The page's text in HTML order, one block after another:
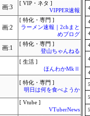
画:3
[ VIP・ネタ ]
VIPPER速報
画:2
[ 特化・専門 ]
ラーメン速報｜2chまと
めブログ
画:1
[ 特化・専門 ]
登山ちゃんねる
[ 生活 ]
ほんわかMkⅡ
[ 特化・専門 ]
明日は何を食べようか
[ Vtube ]
VTuberNews